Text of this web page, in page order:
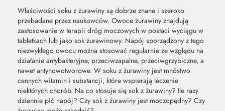
Właściwości soku z żurawiny są dobrze znane i szeroko
przebadane przez naukowców. Owoce żurawiny znajdują
zastosowanie w terapii dróg moczowych w postaci wyciągu w
tabletkach lub jako sok żurawinowy. Napój sporządzony z tego
niezwykłego owocu można stosować regularnie ze względu na
działanie antybakteryjne, przeciwzapalne, przeciwgrzybiczne, a
nawet antynowotworowe. W soku z żurawiny jest mnóstwo
cennych witamin i substancji, które wspierają leczenie
niektórych chorób. Na co stosuje się sok z żurawiny? Ile razy
dziennie pić napój? Czy sok z żurawiny jest moczopędny? Czy